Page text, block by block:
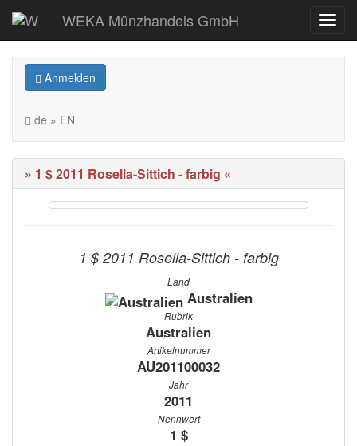
WEKA Münzhandels GmbH
Anmelden
de » EN
» 1 $ 2011 Rosella-Sittich - farbig «
1 $ 2011 Rosella-Sittich - farbig
Land
Australien
Rubrik
Australien
Artikelnummer
AU201100032
Jahr
2011
Nennwert
1 $